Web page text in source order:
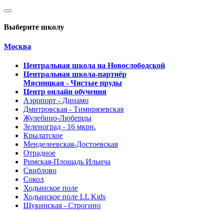
Выберите школу
Москва
Центральная школа на Новослободской
Центральная школа-партнёр
Мясницкая - Чистые пруды
Центр онлайн обучения
Аэропорт - Динамо
Дмитровская - Тимирязевская
Жулебино-Люберцы
Зеленоград - 16 мкрн.
Крылатское
Менделеевская-Достоевская
Отрадное
Римская-Площадь Ильича
Свиблово
Сокол
Ходынское поле
Ходынское поле LL Kids
Щукинская - Строгино